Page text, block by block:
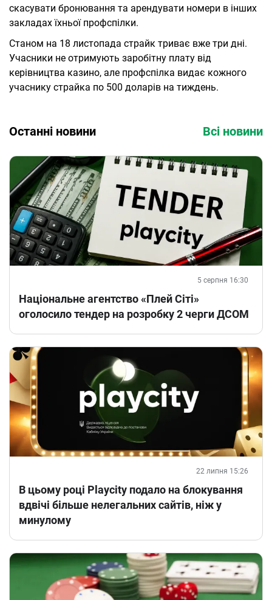
скасувати бронювання та арендувати номери в інших
закладах їхньої профспілки.
Станом на 18 листопада страйк триває вже три дні.
Учасники не отримують заробітну плату від
керівництва казино, але профспілка видає кожного
учаснику страйка по 500 доларів на тиждень.
Останні новини Всі новини
5 серпня 16:30
Національне агентство «Плей Сіті»
оголосило тендер на розробку 2 черги ДСОМ
22 липня 15:26
В цьому році Playcity подало на блокування
вдвічі більше нелегальних сайтів, ніж у
минулому